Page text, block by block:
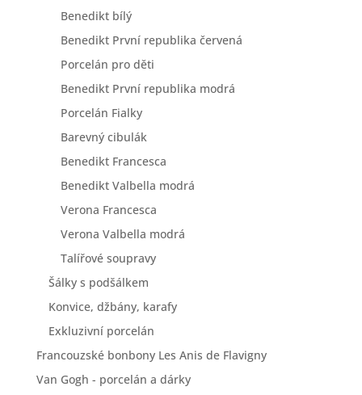
Benedikt bílý
Benedikt První republika červená
Porcelán pro děti
Benedikt První republika modrá
Porcelán Fialky
Barevný cibulák
Benedikt Francesca
Benedikt Valbella modrá
Verona Francesca
Verona Valbella modrá
Talířové soupravy
Šálky s podšálkem
Konvice, džbány, karafy
Exkluzivní porcelán
Francouzské bonbony Les Anis de Flavigny
Van Gogh - porcelán a dárky